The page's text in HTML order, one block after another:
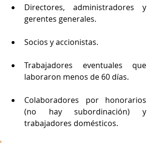
Directores, administradores y
gerentes generales.
Socios y accionistas.
Trabajadores eventuales que
laboraron menos de 60 días.
Colaboradores por honorarios
(no hay subordinación) y
trabajadores domésticos.